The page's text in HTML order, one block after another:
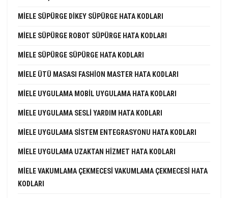
MIELE SÜPÜRGE DIKEY SÜPÜRGE HATA KODLARI
MIELE SÜPÜRGE ROBOT SÜPÜRGE HATA KODLARI
MIELE SÜPÜRGE SÜPÜRGE HATA KODLARI
MIELE ÜTÜ MASASI FASHION MASTER HATA KODLARI
MIELE UYGULAMA MOBIL UYGULAMA HATA KODLARI
MIELE UYGULAMA SESLI YARDIM HATA KODLARI
MIELE UYGULAMA SISTEM ENTEGRASYONU HATA KODLARI
MIELE UYGULAMA UZAKTAN HIZMET HATA KODLARI
MIELE VAKUMLAMA ÇEKMECESI VAKUMLAMA ÇEKMECESI HATA
KODLARI